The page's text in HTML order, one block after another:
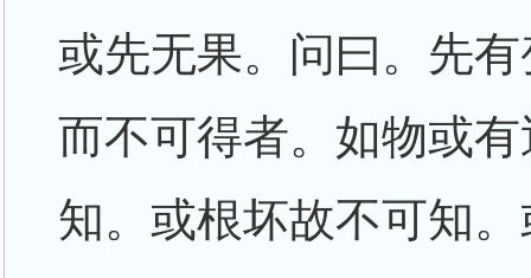
或先无果。问曰。先
而不可得者。如物或
知。或根坏故不可知